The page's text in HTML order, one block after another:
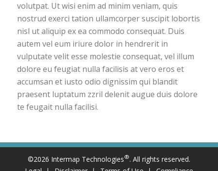
volutpat. Ut wisi enim ad minim veniam, quis
nostrud exerci tation ullamcorper suscipit lobortis
nisl ut aliquip ex ea commodo consequat. Duis
autem vel eum iriure dolor in hendrerit in
vulputate velit esse molestie consequat, vel illum
dolore eu feugiat nulla facilisis at vero eros et
accumsan et iusto odio dignissim qui blandit
praesent luptatum zzril delenit augue duis dolore
te feugait nulla facilisi.
©2026 Intermap Technologies®. All rights reserved.